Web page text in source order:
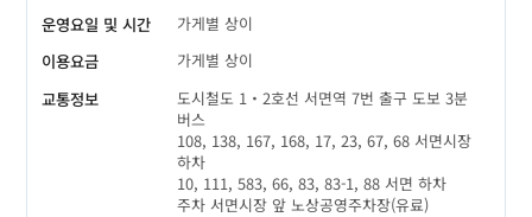
운영요일 및 시간
가게별 상이
이용요금
가게별 상이
교통정보
도시철도 1‧2호선 서면역 7번 출구 도보 3분
버스
108, 138, 167, 168, 17, 23, 67, 68 서면시장
하차
10, 111, 583, 66, 83, 83-1, 88 서면 하차
주차 서면시장 앞 노상공영주차장(유료)